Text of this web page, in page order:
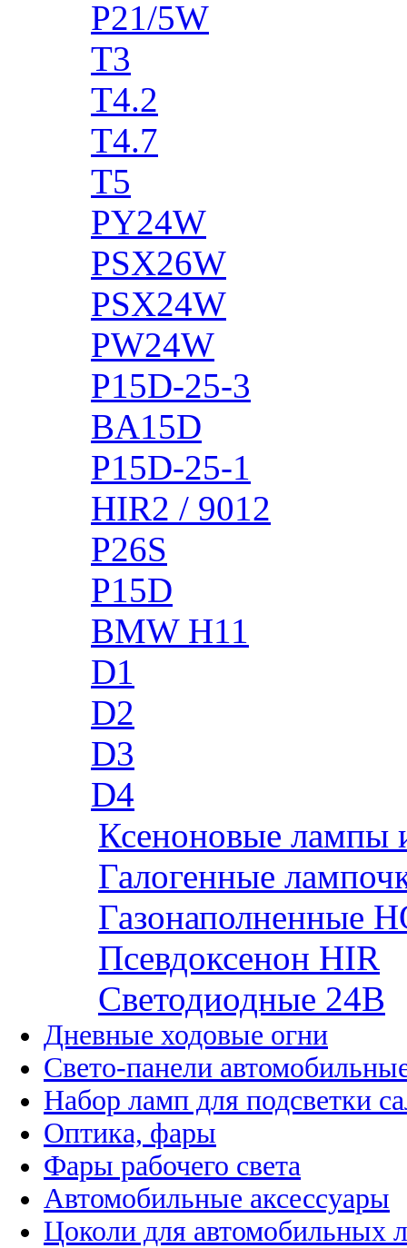
P21/5W
T3
T4.2
T4.7
T5
PY24W
PSX26W
PSX24W
PW24W
P15D-25-3
BA15D
P15D-25-1
HIR2 / 9012
P26S
P15D
BMW H11
D1
D2
D3
D4
Ксеноновые лампы
Галогенные
Газонаполненные
Псевдоксенон HIR
Cветодиодные 24B
Дневные ходовые огни
Свето-панели
Набор ламп для подсветки
Оптика, фары
Фары рабочего света
Автомобильные аксессуары
Цоколи для автомобильных